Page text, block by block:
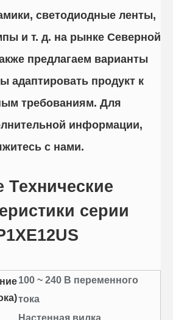
светодиодные ленты,
и т. д. на рынке Северной
предлагаем варианты
адаптировать продукт к
требованиям. Для
информации,
с нами.
Технические
серии
100 ~ 240 В переменного
тока
Настенная вилка